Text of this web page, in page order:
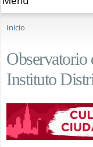
Inicio
Observatorio
Instituto